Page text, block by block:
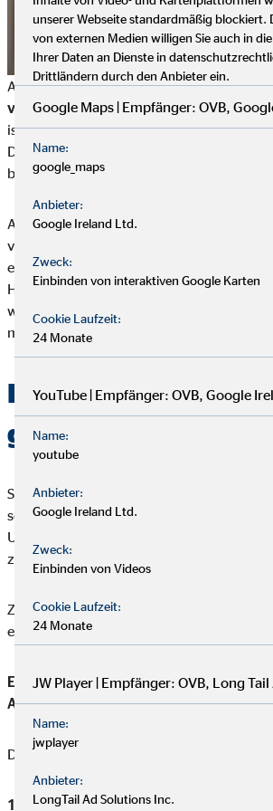
Am Computer legst du am besteneine
verschiedenen Blätternan. Der Vorteil
ist es, dass du automatisch Beträge
Diagramme erstellen lassen kannst.
besonders flexibel.
Auchfertige Programme und Apps
viele automatische Funktionen bieten oder
einem Konto verknüpfen lassen. Allerdings
Haushaltsbuch-Software kostenlos und
werbefrei. Vor allem Haushaltsbuch-Apps
meist durch Werbung und In-App-Käufe.
Haushaltsbuch
geht’s
Sobald du dir deine Tabellen zurechtgelegt
schon losgehen. Am besten suchst du dir
Unterlagen, Verträge, Kontoauszüge und
zusammen.
Zusammengefasst nimmst du folgende,
einfache Rechnung vor:
Einnahmen - feste Ausgaben (Fixkosten)
Ausgaben = Überschuss
Dazu sind folgende Schritte nötig:
Als erstes notierst dudeine Einnahmen
unserer Webseite standardmäßig blockiert.
von externen Medien willigen Sie auch in
Ihrer Daten an Dienste in
Drittländern durch den Anbieter ein.
Google Maps | Empfänger: OVB,
Name:
google_maps
Anbieter:
Google Ireland Ltd.
Zweck:
Einbinden von interaktiven Google Karten
Cookie Laufzeit:
24 Monate
YouTube | Empfänger: OVB, Google
Name:
youtube
Anbieter:
Google Ireland Ltd.
Zweck:
Einbinden von Videos
Cookie Laufzeit:
24 Monate
JW Player | Empfänger: OVB, Long
Name:
jwplayer
Anbieter:
LongTail Ad Solutions Inc.